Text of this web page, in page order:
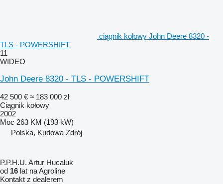
ciągnik kołowy John Deere 8320 -
TLS - POWERSHIFT
11
WIDEO
John Deere 8320 - TLS - POWERSHIFT
42 500 € ≈ 183 000 zł
Ciągnik kołowy
2002
Moc 263 KM (193 kW)
Polska, Kudowa Zdrój
P.P.H.U. Artur Hucaluk
od 16 lat na Agroline
Kontakt z dealerem